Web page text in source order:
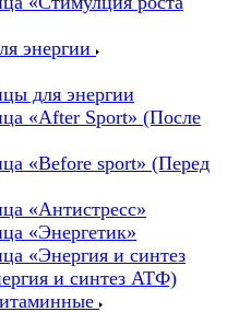
энергии
для энергии
«After Sport» (После
«Before sport» (Перед
«Антистресс»
«Энергетик»
«Энергия и синтез
и синтез АТФ)